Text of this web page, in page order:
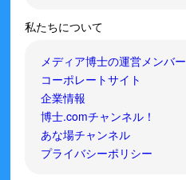
私たちについて
メディア博士の運営メンバー
コーポレートサイト
企業情報
博士.comチャンネル！
あな場チャンネル
プライバシーポリシー